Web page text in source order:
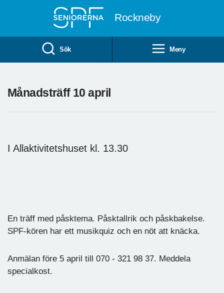
Rockneby
Sök Meny
Månadsträff 10 april
I Allaktivitetshuset kl. 13.30
En träff med påsktema. Påsktallrik och påskbakelse.
SPF-kören har ett musikquiz och en nöt att knäcka.
Anmälan före 5 april till 070 - 321 98 37. Meddela
specialkost.